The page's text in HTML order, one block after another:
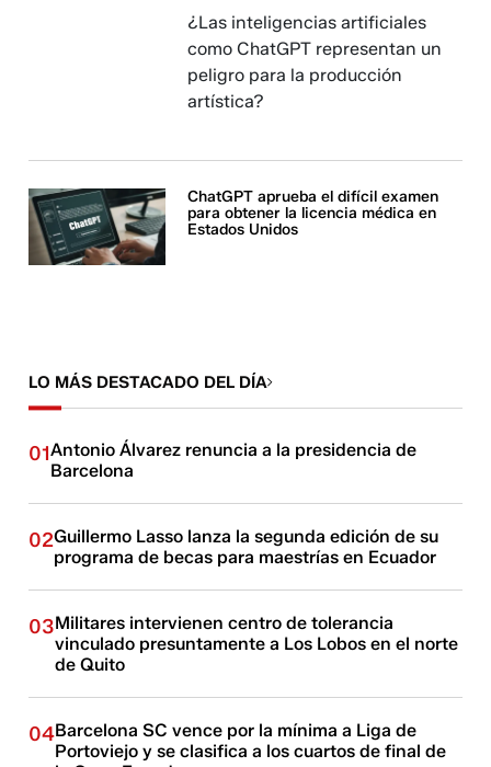
¿Las inteligencias artificiales
como ChatGPT representan un
peligro para la producción
artística?
ChatGPT aprueba el difícil examen
para obtener la licencia médica en
Estados Unidos
LO MÁS DESTACADO DEL DÍA
01Antonio Álvarez renuncia a la presidencia de
Barcelona
02Guillermo Lasso lanza la segunda edición de su
programa de becas para maestrías en Ecuador
03Militares intervienen centro de tolerancia
vinculado presuntamente a Los Lobos en el norte
de Quito
04Barcelona SC vence por la mínima a Liga de
Portoviejo y se clasifica a los cuartos de final de